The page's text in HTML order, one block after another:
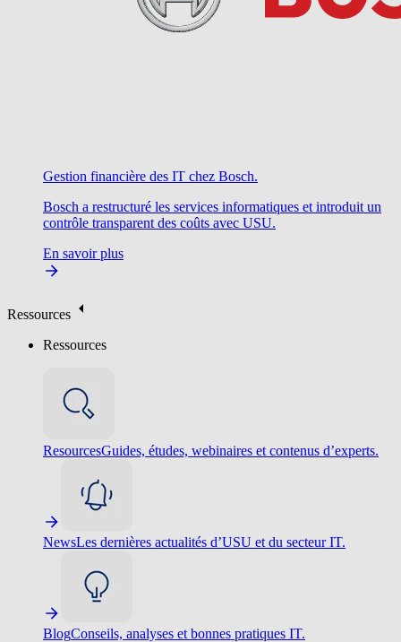
Gestion financière des IT chez Bosch.
Bosch a restructuré les services informatiques et introduit un
contrôle transparent des coûts avec USU.
En savoir plus
Ressources
Ressources
ResourcesGuides, études, webinaires et contenus d’experts.
NewsLes dernières actualités d’USU et du secteur IT.
BlogConseils, analyses et bonnes pratiques IT.